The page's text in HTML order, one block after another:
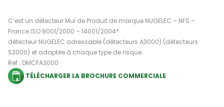
C’est un détecteur Mul de Produit de marque NUGELEC – NFS –
France ISO 9001/2000 – 14001/2004*
détecteur NUGELEC adressable (détecteurs A3000) (détecteurs
S3000) et adaptée à chaque type de risque.
Ref ; DMCFA3000
TÉLÉCHARGER LA BROCHURE COMMERCIALE